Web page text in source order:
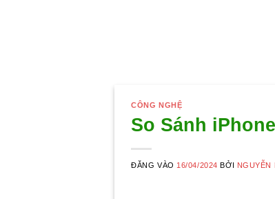
CÔNG NGHỆ
So Sánh
ĐĂNG VÀO 16/04/2024 BỞI NGUYỄN